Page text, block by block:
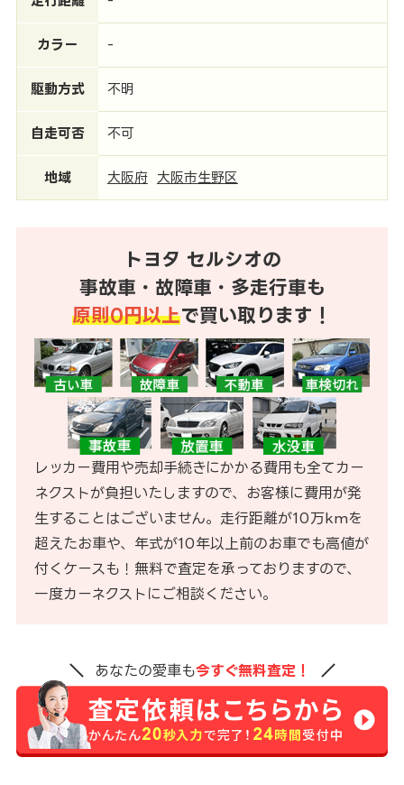
カラー -
駆動方式 不明
自走可否 不可
地域 大阪府 大阪市生野区
トヨタ セルシオの
事故車・故障車・多走行車も
原則0円以上で買い取ります！
レッカー費用や売却手続きにかかる費用も全てカー
ネクストが負担いたしますので、お客様に費用が発
生することはございません。走行距離が10万kmを
超えたお車や、年式が10年以上前のお車でも高値が
付くケースも！無料で査定を承っておりますので、
一度カーネクストにご相談ください。
あなたの愛車も今すぐ無料査定！